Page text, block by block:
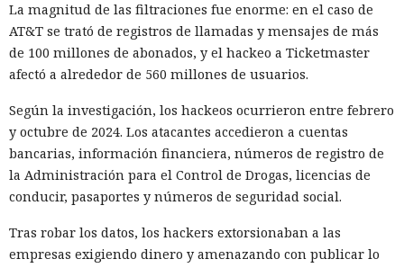
pudieron respirar más tranquilos: salió una nueva versión
del framework de JavaScript Next.js, que promete librarlos
del conocido mensaje «FATAL ERROR». El equipo de Next.js
resentó la versión 16.3 — la primera actualización
de memoria RAM en desarrollo hasta un 90% y, además,
acelera el renderizado y el funcionamiento en general.
La contribución principal a la economía de memoria la
aporta el empaquetador integrado Turbopack, que desde
En la nueva versión están activados por defecto el caché en
disco y el desplazamiento de datos no utilizados a disco. Una
La magnitud de las filtraciones fue enorme: en el caso de
AT&T se trató de registros de llamadas y mensajes de más
de 100 millones de abonados, y el hackeo a Ticketmaster
afectó a alrededor de 560 millones de usuarios.
Según la investigación, los hackeos ocurrieron entre febrero
y octubre de 2024. Los atacantes accedieron a cuentas
bancarias, información financiera, números de registro de
la Administración para el Control de Drogas, licencias de
conducir, pasaportes y números de seguridad social.
Tras robar los datos, los hackers extorsionaban a las
empresas exigiendo dinero y amenazando con publicar lo